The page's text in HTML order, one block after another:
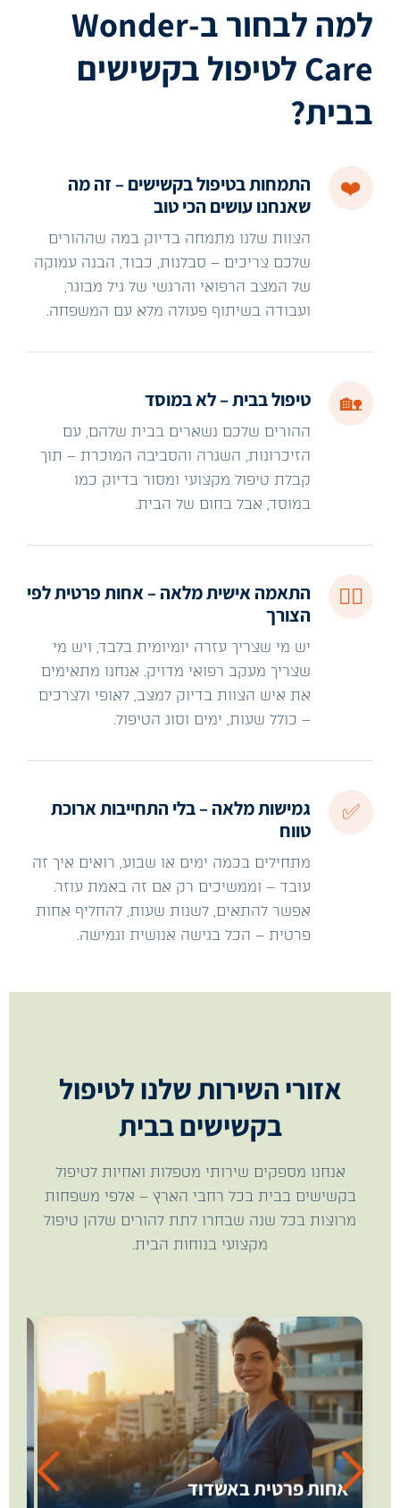
למה לבחור ב‑Wonder
Care לטיפול בקשישים
בבית?
❤️
התמחות בטיפול בקשישים – זה מה
שאנחנו עושים הכי טוב
הצוות שלנו מתמחה בדיוק במה שההורים
שלכם צריכים – סבלנות, כבוד, הבנה עמוקה
של המצב הרפואי והרגשי של גיל מבוגר,
ועבודה בשיתוף פעולה מלא עם המשפחה.
🏡 טיפול בבית – לא במוסד
ההורים שלכם נשארים בבית שלהם, עם
הזיכרונות, השגרה והסביבה המוכרת – תוך
קבלת טיפול מקצועי ומסור בדיוק כמו
במוסד, אבל בחום של הבית.
🧑‍⚕️
התאמה אישית מלאה – אחות פרטית לפי
הצורך
יש מי שצריך עזרה יומיומית בלבד, ויש מי
שצריך מעקב רפואי מדויק. אנחנו מתאימים
את איש הצוות בדיוק למצב, לאופי ולצרכים
– כולל שעות, ימים וסוג הטיפול.
✅
גמישות מלאה – בלי התחייבות ארוכת
טווח
מתחילים בכמה ימים או שבוע, רואים איך זה
עובד – וממשיכים רק אם זה באמת עוזר.
אפשר להתאים, לשנות שעות, להחליף אחות
פרטית – הכל בגישה אנושית וגמישה.
אזורי השירות שלנו לטיפול
בקשישים בבית
אנחנו מספקים שירותי מטפלות ואחיות לטיפול
בקשישים בבית בכל רחבי הארץ – אלפי משפחות
מרוצות בכל שנה שבחרו לתת להורים שלהן טיפול
מקצועי בנוחות הבית.
אחות פרטית באשדוד